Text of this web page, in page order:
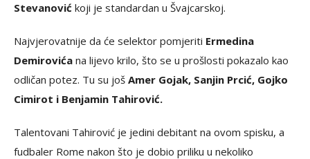
Stevanović koji je standardan u Švajcarskoj.
Najvjerovatnije da će selektor pomjeriti Ermedina
Demirovića na lijevo krilo, što se u prošlosti pokazalo kao
odličan potez. Tu su još Amer Gojak, Sanjin Prcić, Gojko
Cimirot i Benjamin Tahirović.
Talentovani Tahirović je jedini debitant na ovom spisku, a
fudbaler Rome nakon što je dobio priliku u nekoliko